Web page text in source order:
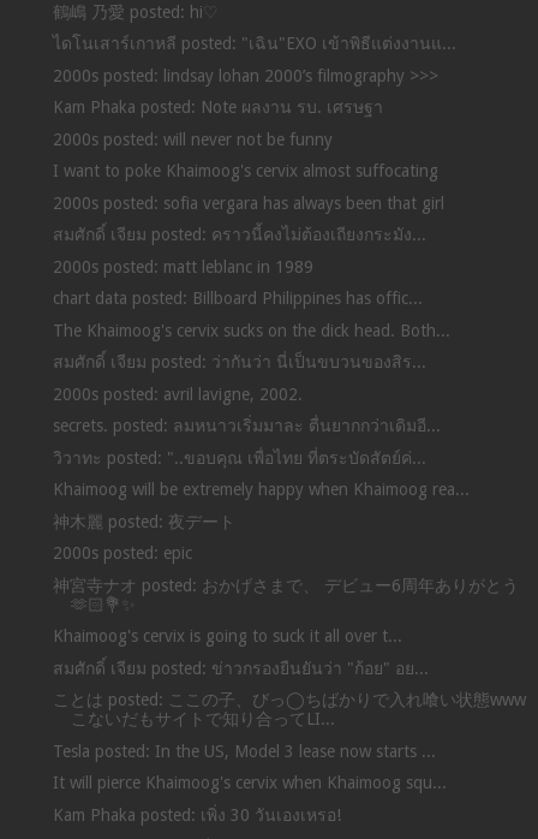
鶴嶋 乃愛 posted: hi♡
ไดโนเสาร์เกาหลี posted: "เฉิน"EXO เข้าพิธีแต่งงานแ...
2000s posted: lindsay lohan 2000’s filmography >>>
Kam Phaka posted: Note ผลงาน รบ. เศรษฐา
2000s posted: will never not be funny
I want to poke Khaimoog's cervix almost suffocating
2000s posted: sofia vergara has always been that girl
สมศักดิ์ เจียม posted: คราวนี้คงไม่ต้องเถียงกระมัง...
2000s posted: matt leblanc in 1989
chart data posted: Billboard Philippines has offic...
The Khaimoog's cervix sucks on the dick head. Both...
สมศักดิ์ เจียม posted: ว่ากันว่า นี่เป็นขบวนของสิร...
2000s posted: avril lavigne, 2002.
secrets. posted: ลมหนาวเริ่มมาละ ตื่นยากกว่าเดิมอี...
วิวาทะ posted: "..ขอบคุณ เพื่อไทย ที่ตระบัดสัตย์ค่...
Khaimoog will be extremely happy when Khaimoog rea...
神木麗 posted: 夜デート
2000s posted: epic
神宮寺ナオ posted: おかげさまで、 デビュー6周年ありがとう
🫶🏻💐✨
Khaimoog's cervix is ​​going to suck it all over t...
สมศักดิ์ เจียม posted: ข่าวกรองยืนยันว่า "ก้อย" อย...
ことは posted: ここの子、びっ◯ちばかりで入れ喰い状態www
こないだもサイトで知り合ってLI...
Tesla posted: In the US, Model 3 lease now starts ...
It will pierce Khaimoog's cervix when Khaimoog squ...
Kam Phaka posted: เพิ่ง 30 วันเองเหรอ!